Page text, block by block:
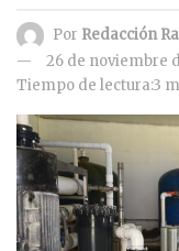
Por Redacción
26 de noviembre
Tiempo de lectura:3